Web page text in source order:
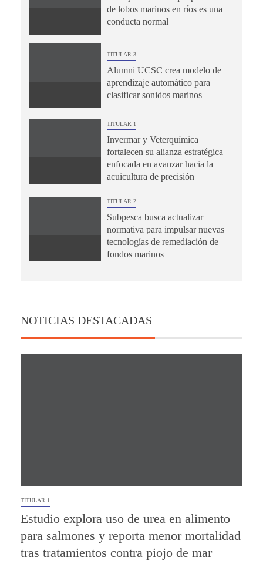
de lobos marinos en ríos es una
conducta normal
TITULAR 3
Alumni UCSC crea modelo de
aprendizaje automático para
clasificar sonidos marinos
TITULAR 1
Invermar y Veterquímica
fortalecen su alianza estratégica
enfocada en avanzar hacia la
acuicultura de precisión
TITULAR 2
Subpesca busca actualizar
normativa para impulsar nuevas
tecnologías de remediación de
fondos marinos
NOTICIAS DESTACADAS
TITULAR 1
Estudio explora uso de urea en alimento
para salmones y reporta menor mortalidad
tras tratamientos contra piojo de mar